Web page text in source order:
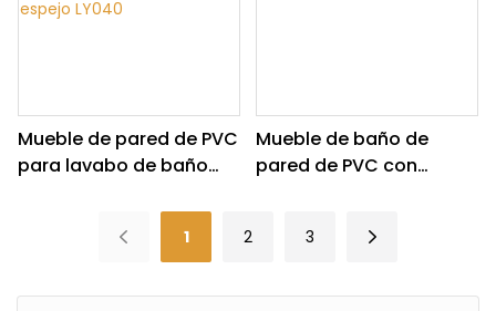
Mueble de pared de PVC
para lavabo de baño
Mueble de baño de
pared de PVC con
1 2 3